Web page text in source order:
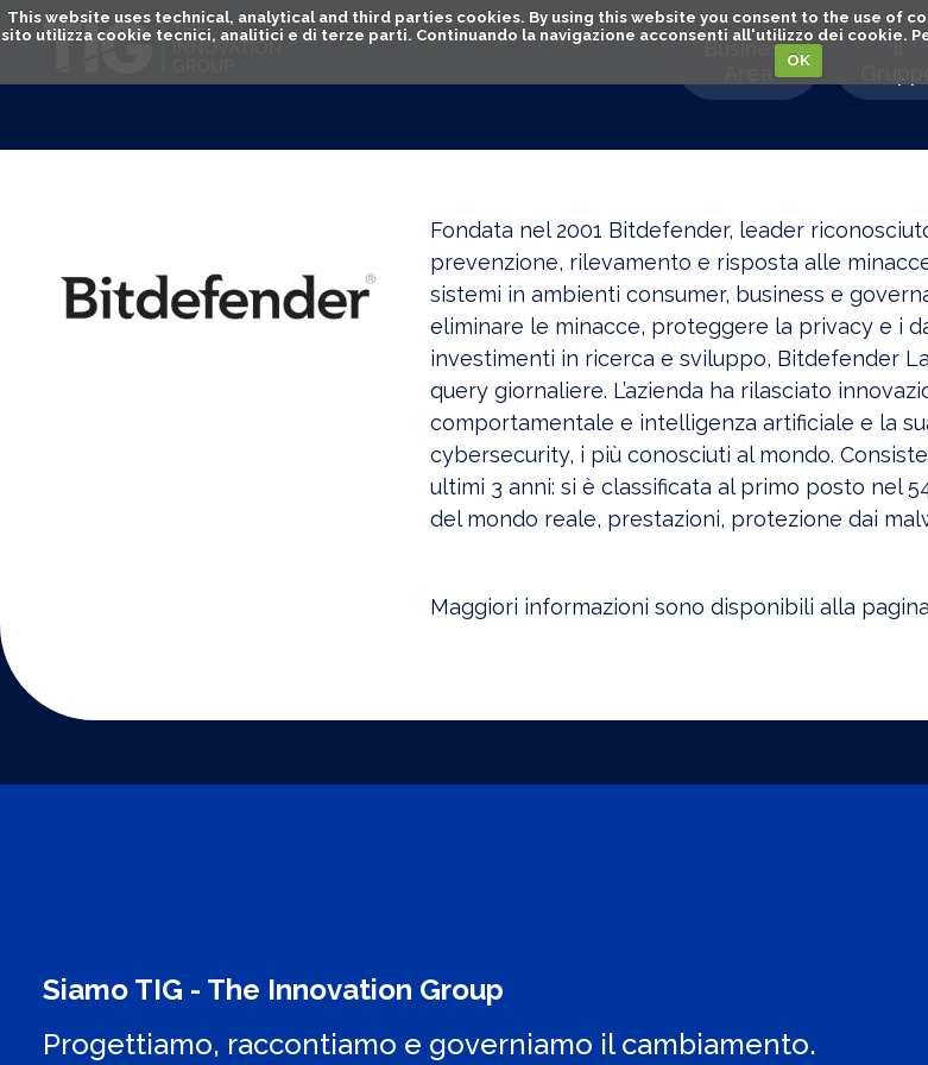
This website uses technical, analytical and third parties cookies. By using this website you consent to the use of
sito utilizza cookie tecnici, analitici e di terze parti. Continuando la navigazione acconsenti all'utilizzo dei cookie.
OK
Business
Il
Fondata nel 2001 Bitdefender, leader
prevenzione, rilevamento e risposta alle
sistemi in ambienti consumer, business e
eliminare le minacce, proteggere la privacy e i
investimenti in ricerca e sviluppo, Bitdefender
query giornaliere. L’azienda ha rilasciato
comportamentale e intelligenza artificiale e la
cybersecurity, i più conosciuti al mondo.
ultimi 3 anni: si è classificata al primo posto nel
del mondo reale, prestazioni, protezione dai
Maggiori informazioni sono disponibili alla pagina
Siamo TIG - The Innovation Group
Progettiamo, raccontiamo e governiamo il cambiamento.